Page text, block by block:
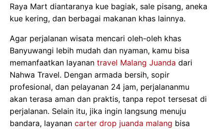
Raya Mart diantaranya kue bagiak, sale pisang, aneka
kue kering, dan berbagai makanan khas lainnya.
Agar perjalanan wisata mencari oleh-oleh khas
Banyuwangi lebih mudah dan nyaman, kamu bisa
memanfaatkan layanan travel Malang Juanda dari
Nahwa Travel. Dengan armada bersih, sopir
profesional, dan pelayanan 24 jam, perjalananmu
akan terasa aman dan praktis, tanpa repot tersesat di
perjalanan. Selain itu, jika ingin langsung menuju
bandara, layanan carter drop juanda malang bisa